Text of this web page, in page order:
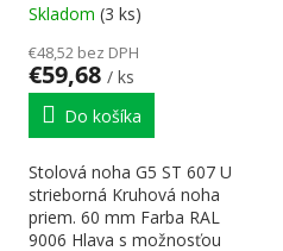
strieborná
Skladom (3 ks)
€48,52 bez DPH
€59,68 / ks
Do košíka
Stolová noha G5 ST 607 U
strieborná Kruhová noha
priem. 60 mm Farba RAL
9006 Hlava s možnosťou